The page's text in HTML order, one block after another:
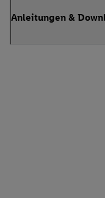
Anleitungen &